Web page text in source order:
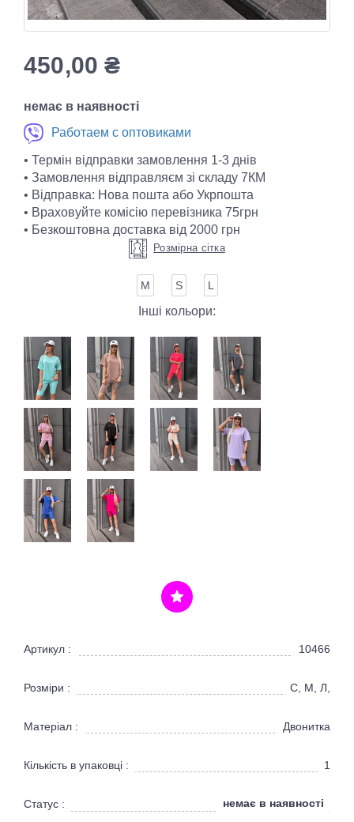
450,00₴
немає в наявності
Работаем с оптовиками
• Термін відправки замовлення 1-3 днів
• Замовлення відправляєм зі складу 7КМ
• Відправка: Нова пошта або Укрпошта
• Враховуйте комісію перевізника 75грн
• Безкоштовна доставка від 2000 грн
Розмірна сітка
М S L
Інші кольори:
Артикул : 10466
Розміри : С, М, Л,
Матеріал : Двонитка
Кількість в упаковці : 1
Статус : немає в наявності